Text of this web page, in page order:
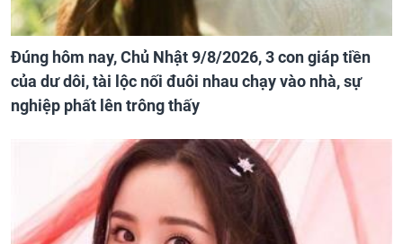
Đúng hôm nay, Chủ Nhật 9/8/2026, 3 con giáp tiền
của dư dôi, tài lộc nối đuôi nhau chạy vào nhà, sự
nghiệp phất lên trông thấy